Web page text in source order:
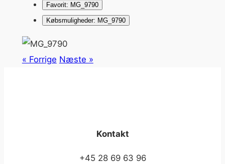
Favorit: MG_9790
Købsmuligheder: MG_9790
« Forrige Næste »
Kontakt
+45 28 69 63 96